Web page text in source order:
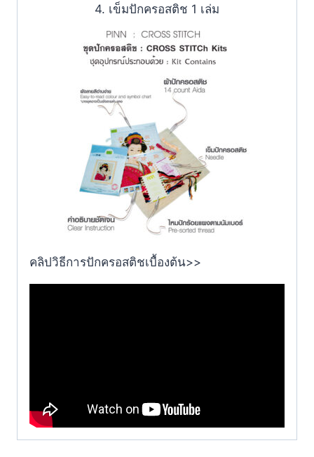
4. เข็มปักครอสติช 1 เล่ม
คลิปวิธีการปักครอสติชเบื้องต้น>>